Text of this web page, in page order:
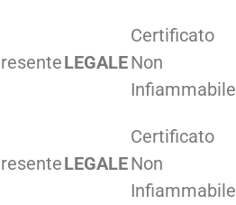
LEGALE
Certificato
Non
Infiammabile
LEGALE
Certificato
Non
Infiammabile